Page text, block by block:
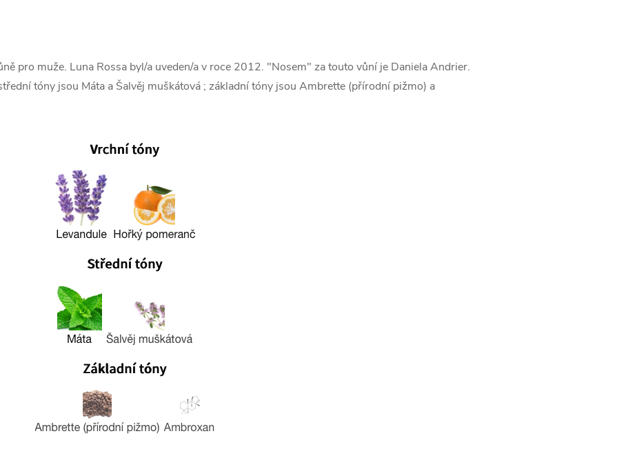
pro muže. Luna Rossa byl/a uveden/a v roce 2012. "Nosem" za touto vůní je Daniela Andrier.
tóny jsou Máta a Šalvěj muškátová ; základní tóny jsou Ambrette (přírodní pižmo) a